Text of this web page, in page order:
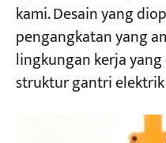
kami. Desain yang
pengangkatan yang
lingkungan kerja
struktur gantri